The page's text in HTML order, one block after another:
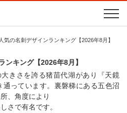
気の名刺デザインランキング【2026年8月】
ンキング【2026年8月】
きさを誇る猪苗代湖があり『天鏡
っています。裏磐梯にある五色沼
、角度により
さで有名です。